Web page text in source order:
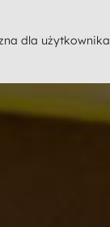
dla użytkownika